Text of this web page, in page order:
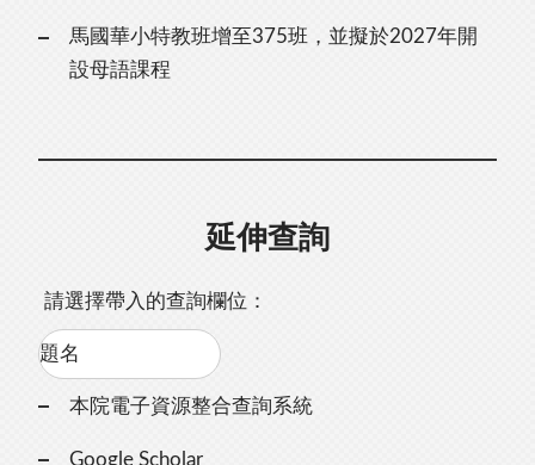
馬國華小特教班增至375班，並擬於2027年開
設母語課程
延伸查詢
請選擇帶入的查詢欄位：
本院電子資源整合查詢系統
Google Scholar